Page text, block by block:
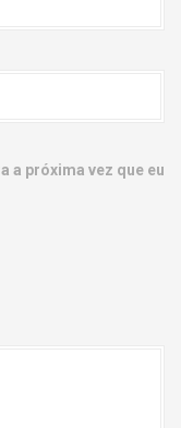
a próxima vez que eu